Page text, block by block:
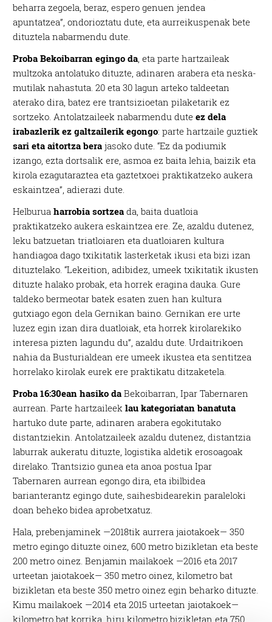
beharra zegoela, beraz, espero genuen jendea
apuntatzea”, ondorioztatu dute, eta aurreikuspenak bete
dituztela nabarmendu dute.
Proba Bekoibarran egingo da, eta parte hartzaileak
multzoka antolatuko dituzte, adinaren arabera eta neska-
mutilak nahastuta. 20 eta 30 lagun arteko taldeetan
aterako dira, batez ere trantsizioetan pilaketarik ez
sortzeko. Antolatzaileek nabarmendu duteez dela
irabazlerik ez galtzailerik egongo: parte hartzaile guztiek
sari eta aitortza bera jasoko dute. “Ez da podiumik
izango, ezta dortsalik ere, asmoa ez baita lehia, baizik eta
kirola ezagutaraztea eta gaztetxoei praktikatzeko aukera
eskaintzea”, adierazi dute.
Helburua harrobia sortzea da, baita duatloia
praktikatzeko aukera eskaintzea ere. Ze, azaldu dutenez,
leku batzuetan triatloiaren eta duatloiaren kultura
handiagoa dago txikitatik lasterketak ikusi eta bizi izan
dituztelako. “Lekeition, adibidez, umeek txikitatik ikusten
dituzte halako probak, eta horrek eragina dauka. Gure
taldeko bermeotar batek esaten zuen han kultura
gutxiago egon dela Gernikan baino. Gernikan ere urte
luzez egin izan dira duatloiak, eta horrek kirolarekiko
interesa pizten lagundu du”, azaldu dute. Urdaitrikoen
nahia da Busturialdean ere umeek ikustea eta sentitzea
horrelako kirolak eurek ere praktikatu ditzaketela.
Proba 16:30ean hasiko da Bekoibarran, Ipar Tabernaren
aurrean. Parte hartzaileek lau kategoriatan banatuta
hartuko dute parte, adinaren arabera egokitutako
distantziekin. Antolatzaileek azaldu dutenez, distantzia
laburrak aukeratu dituzte, logistika aldetik erosoagoak
direlako. Trantsizio gunea eta anoa postua Ipar
Tabernaren aurrean egongo dira, eta ibilbidea
barianterantz egingo dute, saihesbidearekin paraleloki
doan beheko bidea aprobetxatuz.
Hala, prebenjaminek —2018tik aurrera jaiotakoek— 350
metro egingo dituzte oinez, 600 metro bizikletan eta beste
200 metro oinez. Benjamin mailakoek —2016 eta 2017
urteetan jaiotakoek— 350 metro oinez, kilometro bat
bizikletan eta beste 350 metro oinez egin beharko dituzte.
Kimu mailakoek —2014 eta 2015 urteetan jaiotakoek—
kilometro bat korrika, hiru kilometro bizikletan eta 750